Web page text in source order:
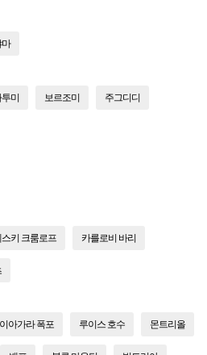
투미 보르조미 주그디디
키 크룸로프 카를로비 바리
아가라 폭포 루이스 호수 몬트리올